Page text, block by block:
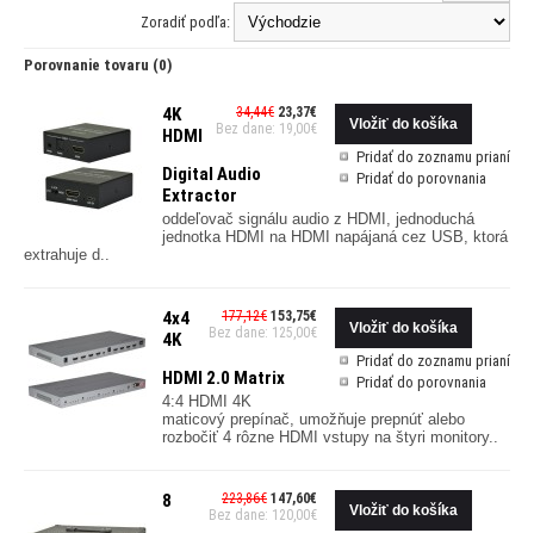
Zoradiť podľa:
Porovnanie tovaru (0)
Pridať do zoznamu prianí
Pridať do porovnania
34,44€ 23,37€
Bez dane: 19,00€
4K
HDMI
Digital Audio
Extractor
oddeľovač signálu audio z HDMI, jednoduchá
jednotka HDMI na HDMI napájaná cez USB, ktorá
extrahuje d..
Pridať do zoznamu prianí
Pridať do porovnania
177,12€ 153,75€
Bez dane: 125,00€
4x4
4K
HDMI 2.0 Matrix
4:4 HDMI 4K
maticový prepínač, umožňuje prepnúť alebo
rozbočiť 4 rôzne HDMI vstupy na štyri monitory..
223,86€ 147,60€
Bez dane: 120,00€
8